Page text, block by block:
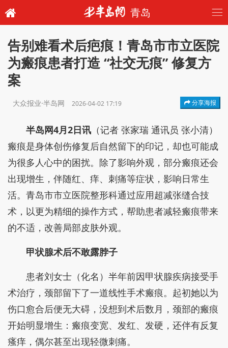
青岛
告别难看术后疤痕！青岛市市立医院
为瘢痕患者打造 “社交无痕” 修复方
案
大众报业·半岛网 2026-04-02 17:19 分享海报
半岛网4月2日讯 （记者 张家瑞 通讯员 张小清）
瘢痕是身体创伤修复后自然留下的印记，却也可能成
为很多人心中的困扰。除了影响外观，部分瘢痕还会
出现增生，伴随红、痒、刺痛等症状，影响日常生
活。青岛市市立医院整形科通过应用超减张缝合技
术，以更为精细的操作方式，帮助患者减轻瘢痕带来
的不适，改善局部皮肤外观。
甲状腺术后不敢露脖子
患者刘女士（化名）半年前因甲状腺疾病接受手
术治疗，颈部留下了一道线性手术瘢痕。起初她以为
伤口愈合后便无大碍，没想到术后数月，颈部的瘢痕
开始明显增生：瘢痕变宽、发红、发硬，还伴有反复
瘙痒，偶尔甚至出现轻微刺痛。